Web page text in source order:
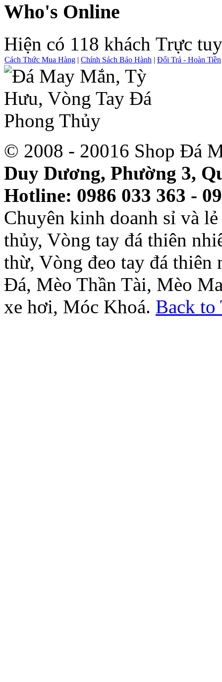
Who's Online
Hiện có 118 khách Trực
Cách Thức Mua Hàng | Chính Sách Bảo Hành | Đổi Trả - Hoàn Tiền
© 2008 - 20016 Shop Đá
Duy Dương, Phường 3,
Hotline: 0986 033 363 -
Chuyên kinh doanh sỉ và
thủy, Vòng tay đá thiên
thừ, Vòng đeo tay đá thiên
Đá, Mèo Thần Tài, Mèo
xe hơi, Móc Khoá. Back to